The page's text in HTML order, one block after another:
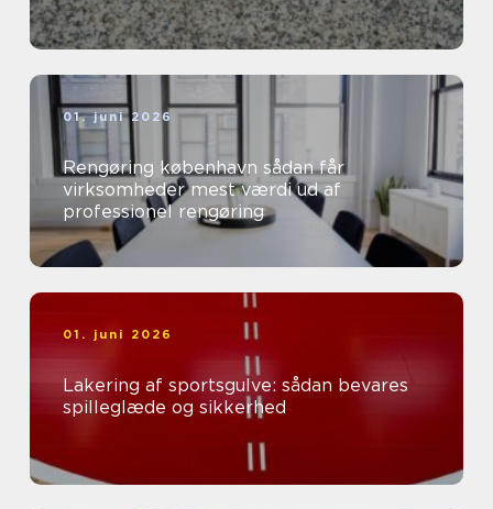
01. juni 2026
Rengøring københavn sådan får
virksomheder mest værdi ud af
professionel rengøring
01. juni 2026
Lakering af sportsgulve: sådan bevares
spilleglæde og sikkerhed